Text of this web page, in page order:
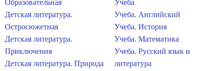
Образовательная
Детская литература.
Остросюжетная
Детская литература.
Приключения
Детская литература. Природа
Учеба
Учеба. Английский
Учеба. История
Учеба. Математика
Учеба. Русский язык и
литература